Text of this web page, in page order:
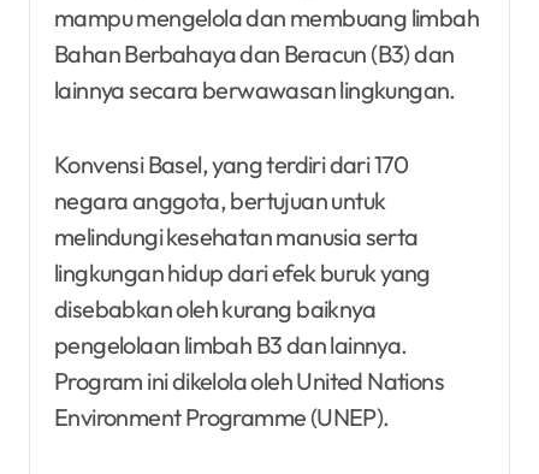
mampu mengelola dan membuang limbah
Bahan Berbahaya dan Beracun (B3) dan
lainnya secara berwawasan lingkungan.
Konvensi Basel, yang terdiri dari 170
negara anggota, bertujuan untuk
melindungi kesehatan manusia serta
lingkungan hidup dari efek buruk yang
disebabkan oleh kurang baiknya
pengelolaan limbah B3 dan lainnya.
Program ini dikelola oleh United Nations
Environment Programme (UNEP).